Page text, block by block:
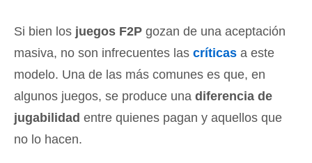
Si bien los juegos F2P gozan de una aceptación
masiva, no son infrecuentes las críticas a este
modelo. Una de las más comunes es que, en
algunos juegos, se produce una diferencia de
jugabilidad entre quienes pagan y aquellos que
no lo hacen.